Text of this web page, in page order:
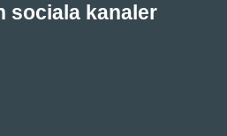
sociala kanaler